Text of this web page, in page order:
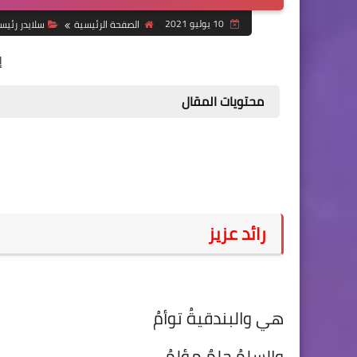
10 يوليو 2021 الصفحة الرئيسية سلايدر
محتويات المقال
رائد عزيز
هي والبندقيةُ توأمُ